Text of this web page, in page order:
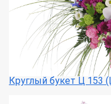
Круглый букет Ц 153